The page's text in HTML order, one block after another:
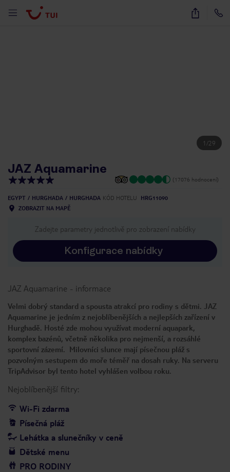
1 /29
JAZ Aquamarine
(17076 hodnocení)
EGYPT HURGHADA HURGHADA KÓD HOTELU
HRG11090
ZOBRAZIT NA MAPĚ
Zadejte parametry jednotlivě pro zobrazení nabídky
Konfigurace nabídky
JAZ Aquamarine - informace
Velmi dobrý standard a spousta atrakcí pro rodiny s dětmi. JAZ
Aquamarine je jedním z nejoblíbenějších a nejlepších zařízení v
Hurghadě. Hosté zde mohou využívat moderní aquapark,
komplex bazénů, včetně několika pro nejmenší, a rozsáhlé
sportovní zázemí. Milovníci slunce mají písečnou pláž s
pozvolným sestupem do moře téměř na dosah ruky. Na serveru
TripAdvisor byl tento hotel vyhlášen volbou roku.
Nejoblíbenější filtry:
Wi-Fi zdarma
Písečná pláž
Lehátka a slunečníky v ceně
Dětské menu
PRO RODINY